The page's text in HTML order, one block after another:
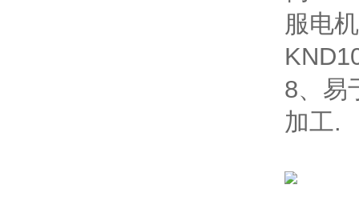
服电
8、易
加工.